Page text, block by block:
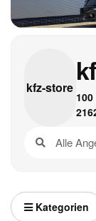
kfz-store
Kategorien